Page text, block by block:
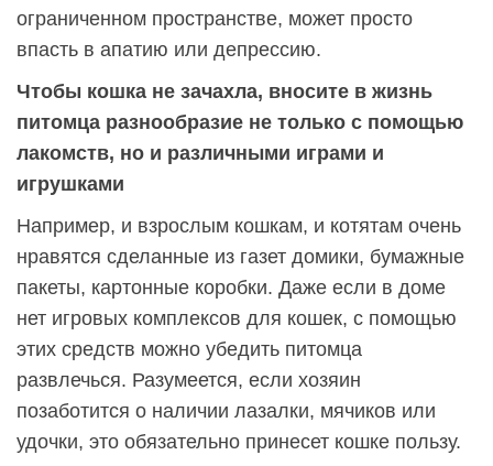
ограниченном пространстве, может просто
впасть в апатию или депрессию.
Чтобы кошка не зачахла, вносите в жизнь
питомца разнообразие не только с помощью
лакомств, но и различными играми и
игрушками
Например, и взрослым кошкам, и котятам очень
нравятся сделанные из газет домики, бумажные
пакеты, картонные коробки. Даже если в доме
нет игровых комплексов для кошек, с помощью
этих средств можно убедить питомца
развлечься. Разумеется, если хозяин
позаботится о наличии лазалки, мячиков или
удочки, это обязательно принесет кошке пользу.